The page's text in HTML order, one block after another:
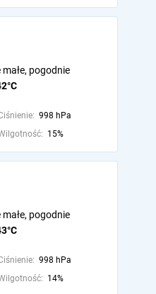
pogodnie
998 hPa
15%
pogodnie
998 hPa
14%